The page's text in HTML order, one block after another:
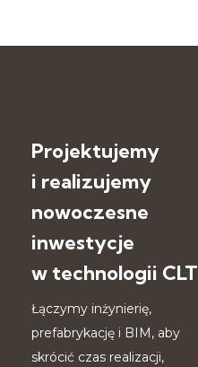
Projektujemy
i realizujemy
nowoczesne
inwestycje
w technologii CLT
Łączymy inżynierię,
prefabrykację i BIM, aby
skrócić czas realizacji,